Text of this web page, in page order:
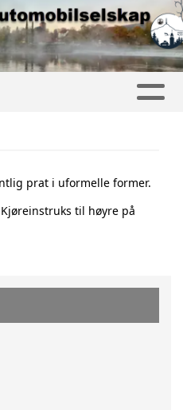
prat i uformelle former.
til høyre på